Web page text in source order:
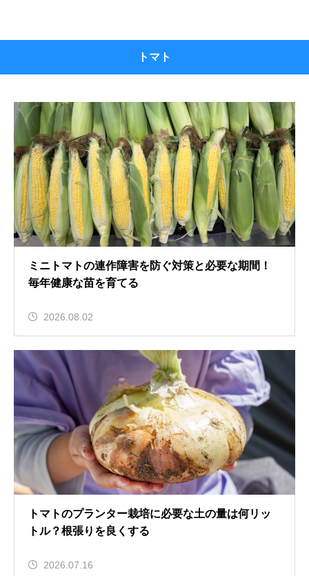
トマト
ミニトマトの連作障害を防ぐ対策と必要な期間！
毎年健康な苗を育てる
2026.08.02
トマトのプランター栽培に必要な土の量は何リッ
トル？根張りを良くする
2026.07.16